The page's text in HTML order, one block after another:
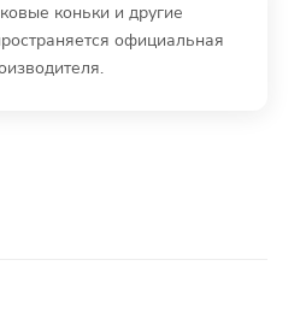
коньки и другие
официальная